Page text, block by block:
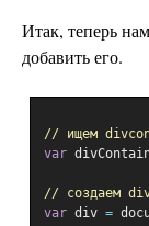
Итак, теперь
добавить его.
// ищем
var
// создаем
var div =